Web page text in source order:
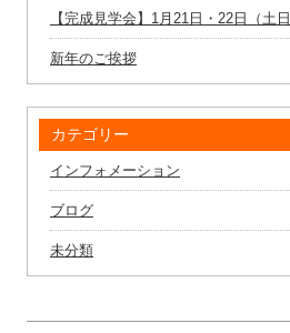
【完成見学会】1月21日・22日（土
新年のご挨拶
カテゴリー
インフォメーション
ブログ
未分類